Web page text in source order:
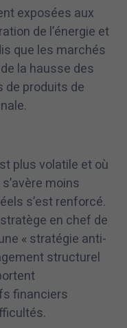
exposées aux
de l’énergie et
que les marchés
la hausse des
de produits de
plus volatile et où
moins
s’est renforcé.
en chef de
« stratégie anti-
structurel
financiers